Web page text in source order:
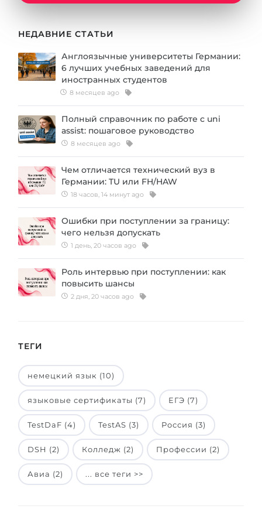
Города
Специальности
Примеры вакансий
КАРЬЕРНОЕ ОРИЕНТИРОВАНИЕ
Тест Карта Интересов
Тест RIASEC
Успехна
100%
Наши студенты успешно поступают
Инженерия
Менеджмент
Другая специальность
Россия
Украина
Азербайджан
Армения
Беларусь
Другая страна
НЕДАВНИЕ СТАТЬИ
Англоязычные университеты Германии:
6 лучших учебных заведений для
иностранных студентов
8 месяцев ago
Полный справочник по работе с uni
assist: пошаговое руководство
8 месяцев ago
Чем отличается технический вуз в
Германии: TU или FH/HAW
18 часов, 14 минут ago
Ошибки при поступлении за границу:
чего нельзя допускать
1 день, 20 часов ago
Роль интервью при поступлении: как
повысить шансы
2 дня, 20 часов ago
ТЕГИ
немецкий язык (10)
языковые сертификаты (7) ЕГЭ (7)
TestDaF (4) TestAS (3) Россия (3)
DSH (2) Колледж (2) Профессии (2)
Авиа (2) ... все теги >>